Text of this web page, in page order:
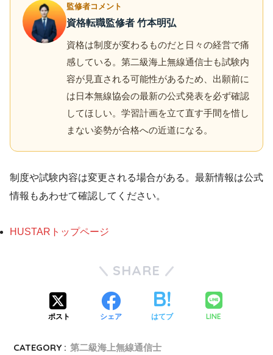
監修者コメント
資格転職監修者 竹本明弘
資格は制度が変わるものだと日々の経営で痛
感している。第二級海上無線通信士も試験内
容が見直される可能性があるため、出願前に
は日本無線協会の最新の公式発表を必ず確認
してほしい。学習計画を立て直す手間を惜し
まない姿勢が合格への近道になる。
制度や試験内容は変更される場合がある。最新情報は公式
情報もあわせて確認してください。
HUSTARトップページ
SHARE
ポスト シェア はてブ LINE
CATEGORY : 第二級海上無線通信士